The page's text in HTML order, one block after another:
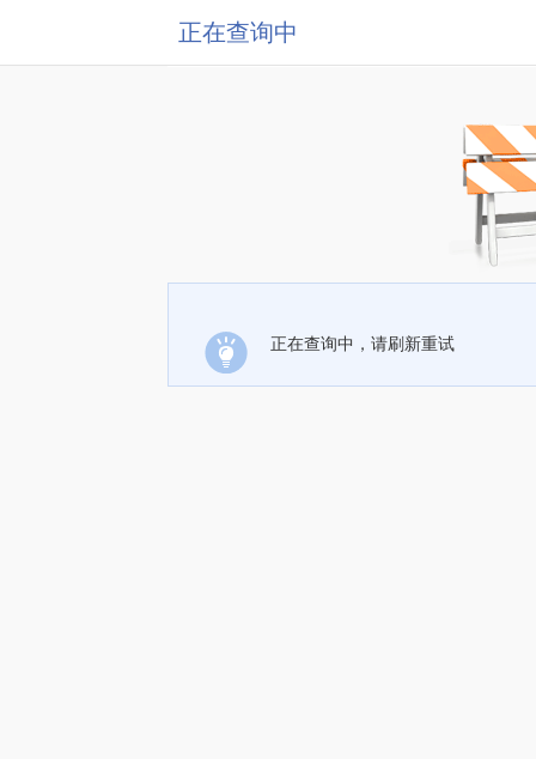
正在查询中
正在查询中，请刷新重试